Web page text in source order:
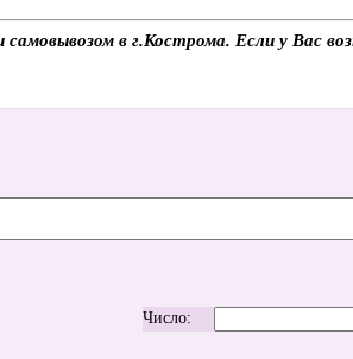
в г.Кострома. Если у Вас
Число: